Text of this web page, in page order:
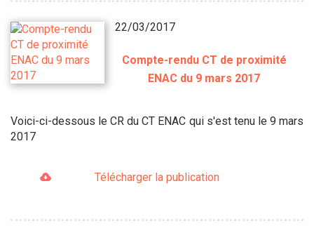
22/03/2017
Compte-rendu CT de proximité
ENAC du 9 mars 2017
Voici-ci-dessous le CR du CT ENAC qui s'est tenu le 9 mars
2017
Télécharger la publication